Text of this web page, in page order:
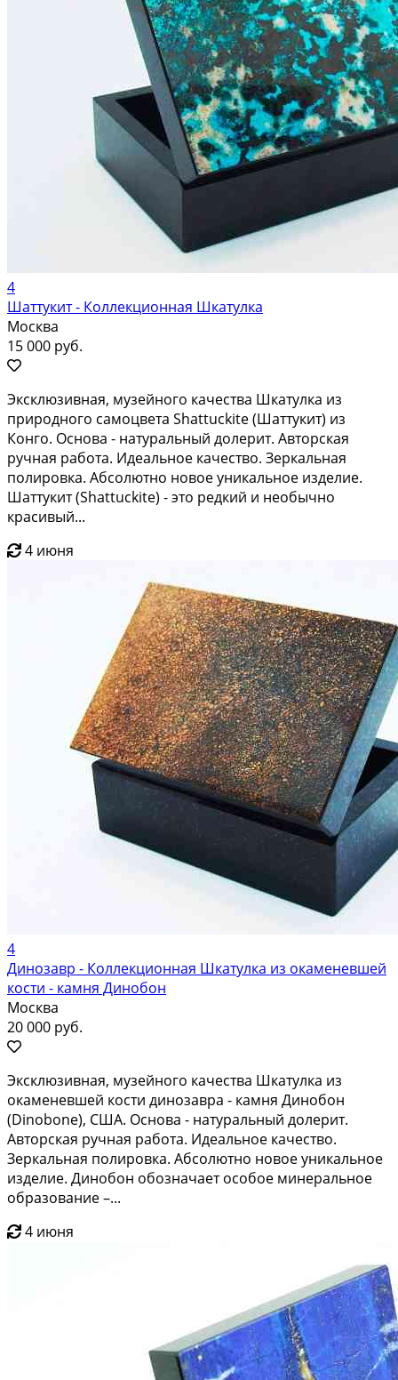
4
Шаттукит - Коллекционная Шкатулка
Москва
15 000 руб.
Эксклюзивная, музейного качества Шкатулка из
природного самоцвета Shattuckite (Шаттукит) из
Конго. Основа - натуральный долерит. Авторская
ручная работа. Идеальное качество. Зеркальная
полировка. Абсолютно новое уникальное изделие.
Шаттукит (Shattuckite) - это редкий и необычно
красивый...
4 июня
4
Динозавр - Коллекционная Шкатулка из окаменевшей
кости - камня Динобон
Москва
20 000 руб.
Эксклюзивная, музейного качества Шкатулка из
окаменевшей кости динозавра - камня Динобон
(Dinobone), США. Основа - натуральный долерит.
Авторская ручная работа. Идеальное качество.
Зеркальная полировка. Абсолютно новое уникальное
изделие. Динобон обозначает особое минеральное
образование –...
4 июня